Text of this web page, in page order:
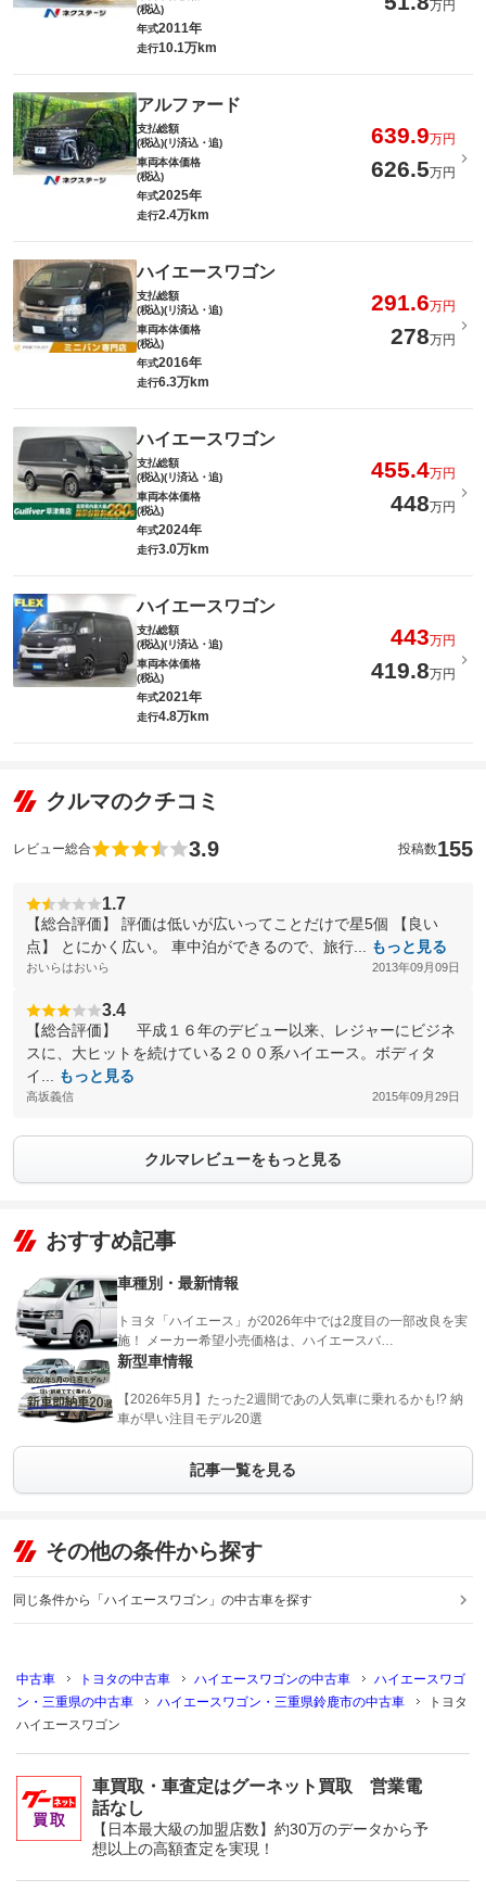
(税込)
万円
年式2011年
走行10.1万km
アルファード
支払総額
(税込)(リ済込・追)
639.9万円
車両本体価格
(税込)
626.5万円
年式2025年
走行2.4万km
ハイエースワゴン
支払総額
(税込)(リ済込・追)
291.6万円
車両本体価格
(税込)
278万円
年式2016年
走行6.3万km
ハイエースワゴン
支払総額
(税込)(リ済込・追)
455.4万円
車両本体価格
(税込)
448万円
年式2024年
走行3.0万km
ハイエースワゴン
支払総額
(税込)(リ済込・追)
443万円
車両本体価格
(税込)
419.8万円
年式2021年
走行4.8万km
クルマのクチコミ
レビュー総合 3.9 投稿数155
1.7
【総合評価】 評価は低いが広いってことだけで星5個 【良い
点】 とにかく広い。 車中泊ができるので、旅行...
もっと見る
おいらはおいら 2013年09月09日
3.4
【総合評価】 平成１６年のデビュー以来、レジャーにビジネ
スに、大ヒットを続けている２００系ハイエース。ボディタ
イ...
もっと見る
高坂義信 2015年09月29日
クルマレビューをもっと見る
おすすめ記事
車種別・最新情報
トヨタ「ハイエース」が2026年中では2度目の一部改良を実
施！ メーカー希望小売価格は、ハイエースバ…
新型車情報
【2026年5月】たった2週間であの人気車に乗れるかも!? 納
車が早い注目モデル20選
記事一覧を見る
その他の条件から探す
同じ条件から「ハイエースワゴン」の中古車を探す
中古車 トヨタの中古車 ハイエースワゴンの中古車
ハイエースワゴ
ン・三重県の中古車
ハイエースワゴン・三重県鈴鹿市の中古車
トヨタ
ハイエースワゴン
車買取・車査定はグーネット買取 営業電
話なし
【日本最大級の加盟店数】約30万のデータから予
想以上の高額査定を実現！